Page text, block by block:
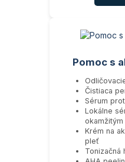
Pomoc s
Čistiaca
Sérum
Lokálne
Krém na
pleť
Tonizačná